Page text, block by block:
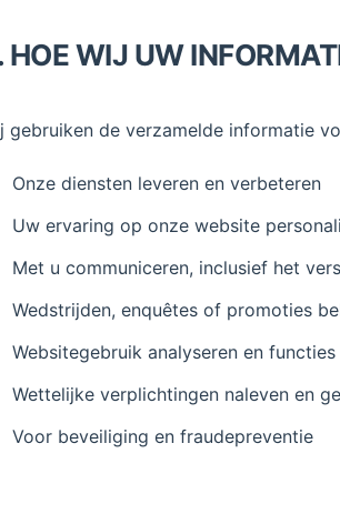
HOE WIJ UW
gebruiken de verzamelde informatie
Onze diensten leveren en verbeteren
Uw ervaring op onze website
Met u communiceren, inclusief het
Wedstrijden, enquêtes of promoties
Websitegebruik analyseren en
Wettelijke verplichtingen naleven en
Voor beveiliging en fraudepreventie